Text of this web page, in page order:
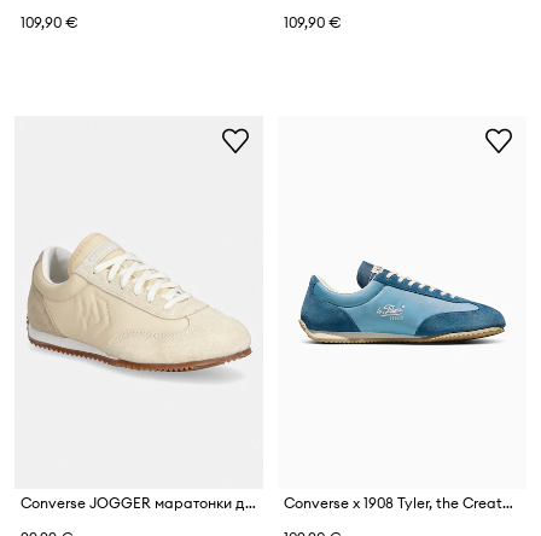
109,90 €
109,90 €
Converse JOGGER маратонки дамски от велур
Converse x 1908 Tyler, the Creator маратонки дамски